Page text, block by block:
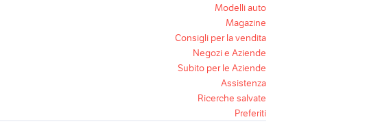
Modelli auto
Magazine
Consigli per la vendita
Negozi e Aziende
Subito per le Aziende
Assistenza
Ricerche salvate
Preferiti